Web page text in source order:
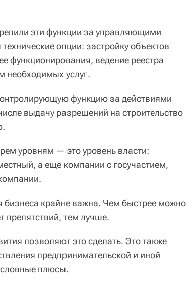
эти функции за управляющими
опции: застройку объектов
функционирования, ведение реестра
необходимых услуг.
функцию за действиями
выдачу разрешений на строительство
уровням — это уровень власти:
а еще компании с госучастием,
бизнеса крайне важна. Чем быстрее можно
препятствий, тем лучше.
позволяют это сделать. Это также
предпринимательской и иной
плюсы.